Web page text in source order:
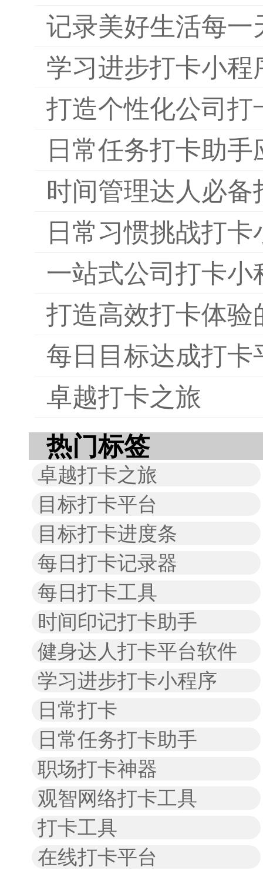
记录美好生活每一
学习进步打卡小程
打造个性化公司打
日常任务打卡助手
时间管理达人必备
日常习惯挑战打
一站式公司打卡小
打造高效打卡体验
每日目标达成打卡
卓越打卡之旅
热门标签
卓越打卡之旅
目标打卡平台
目标打卡进度条
每日打卡记录器
每日打卡工具
时间印记打卡助手
健身达人打卡平台软件
学习进步打卡小程序
日常打卡
日常任务打卡助手
职场打卡神器
观智网络打卡工具
打卡工具
在线打卡平台